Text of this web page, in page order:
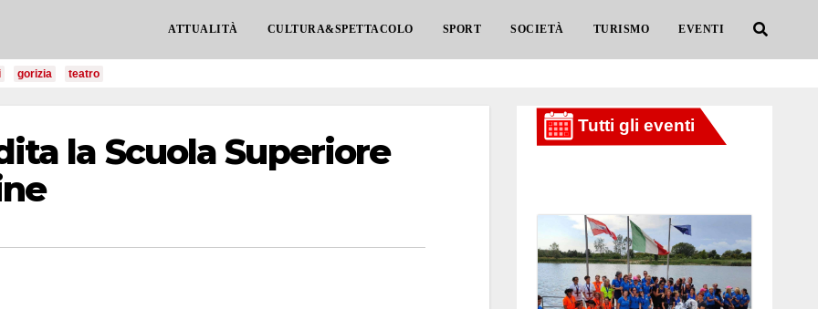
ATTUALITÀ CULTURA&SPETTACOLO SPORT SOCIETÀ TURISMO EVENTI
gorizia teatro
la Scuola Superiore